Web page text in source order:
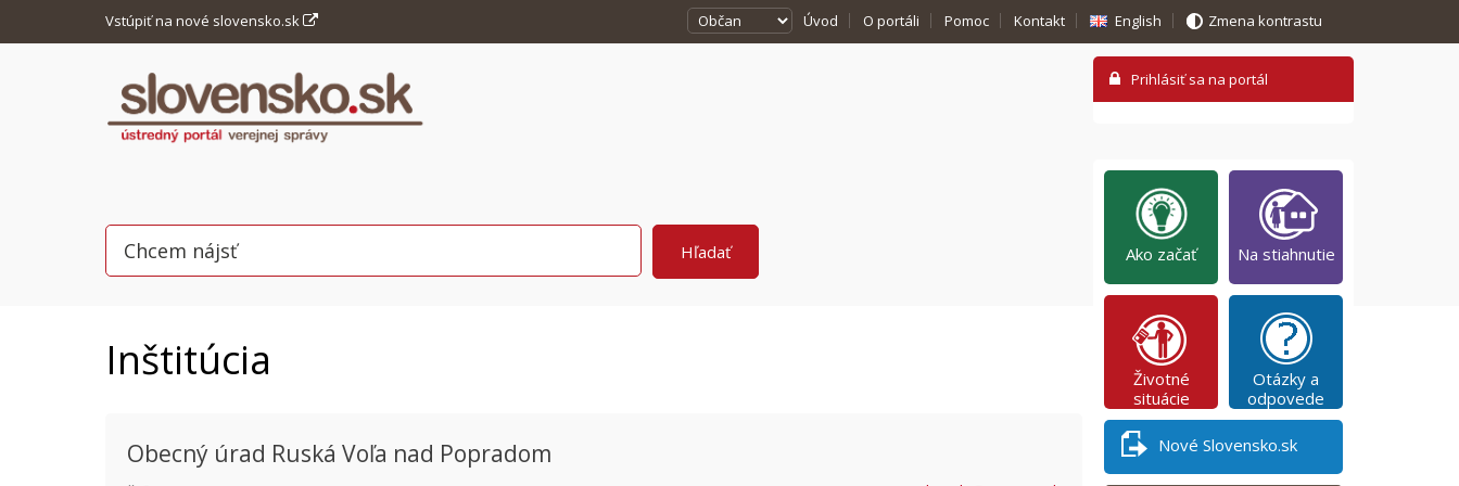
Vstúpiť na nové slovensko.sk Úvod O portáli Pomoc Kontakt English Zmena kontrastu
Inštitúcia
Obecný úrad Ruská Voľa nad Popradom
Ako začať Na stiahnutie
Životné
situácie
Otázky a
odpovede
Nové Slovensko.sk